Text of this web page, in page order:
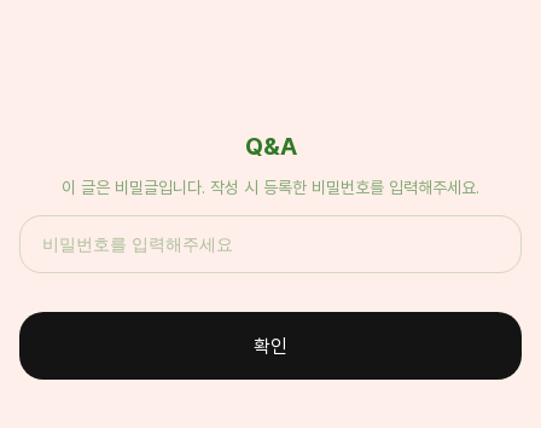
Q&A
이 글은 비밀글입니다. 작성 시 등록한 비밀번호를 입력해주세요.
확인